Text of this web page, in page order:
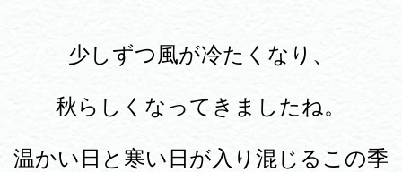
少しずつ風が冷たくなり、
秋らしくなってきましたね。
温かい日と寒い日が入り混じるこの季